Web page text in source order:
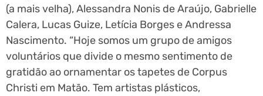
(a mais velha), Alessandra Nonis de Araújo, Gabrielle
Calera, Lucas Guize, Letícia Borges e Andressa
Nascimento. “Hoje somos um grupo de amigos
voluntários que divide o mesmo sentimento de
gratidão ao ornamentar os tapetes de Corpus
Christi em Matão. Tem artistas plásticos,